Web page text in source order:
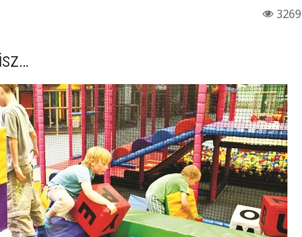
3269